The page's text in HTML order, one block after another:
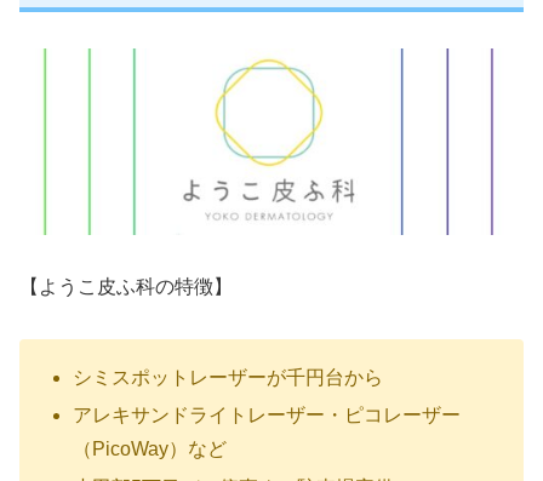
【ようこ皮ふ科の特徴】
シミスポットレーザーが千円台から
アレキサンドライトレーザー・ピコレーザー
（PicoWay）など